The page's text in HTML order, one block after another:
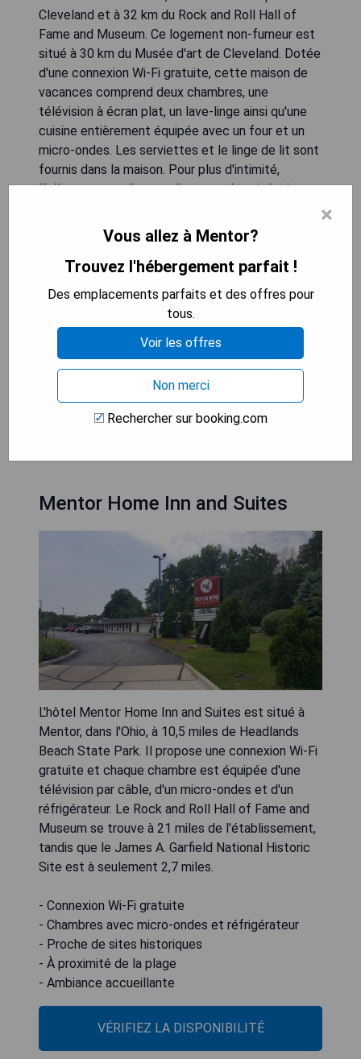
Cleveland et à 32 km du Rock and Roll Hall of
Fame and Museum. Ce logement non-fumeur est
situé à 30 km du Musée d'art de Cleveland. Dotée
d'une connexion Wi-Fi gratuite, cette maison de
vacances comprend deux chambres, une
télévision à écran plat, un lave-linge ainsi qu'une
cuisine entièrement équipée avec un four et un
micro-ondes. Les serviettes et le linge de lit sont
fournis dans la maison. Pour plus d'intimité,
l'hébergement dispose d'une entrée privée. Le
km et la gare Amtrak - Cleveland Station est
de Burke Lakefront, distant de 29 km.
- Proximité du lac Érié
- Connexion Wi-Fi gratuite
- Cuisine entièrement équipée
- Entrée privée pour plus d'intimité
- Accès facile aux attractions locales
VÉRIFIEZ LA DISPONIBILITÉ
Mentor Home Inn and Suites
L'hôtel Mentor Home Inn and Suites est situé à
Mentor, dans l'Ohio, à 10,5 miles de Headlands
Beach State Park. Il propose une connexion Wi-Fi
gratuite et chaque chambre est équipée d'une
télévision par câble, d'un micro-ondes et d'un
réfrigérateur. Le Rock and Roll Hall of Fame and
Museum se trouve à 21 miles de l'établissement,
tandis que le James A. Garfield National Historic
Site est à seulement 2,7 miles.
- Connexion Wi-Fi gratuite
- Chambres avec micro-ondes et réfrigérateur
- Proche de sites historiques
- À proximité de la plage
- Ambiance accueillante
VÉRIFIEZ LA DISPONIBILITÉ
×
Vous allez à Mentor?
Trouvez l'hébergement parfait !
Des emplacements parfaits et des offres pour
tous.
Voir les offres
Non merci
Rechercher sur booking.com